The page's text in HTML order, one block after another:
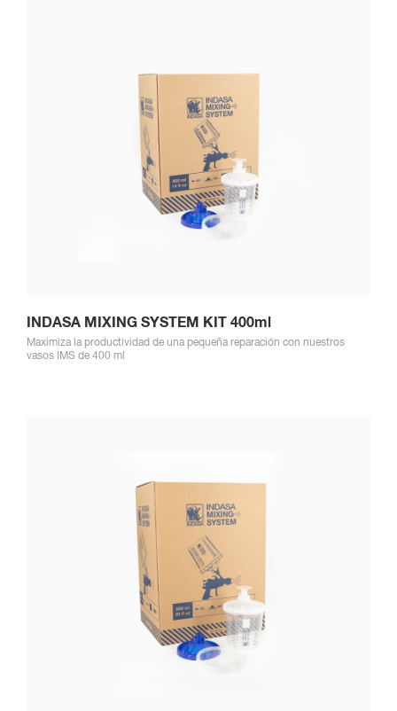
INDASA MIXING SYSTEM KIT 400ml
Maximiza la productividad de una pequeña reparación con nuestros
vasos IMS de 400 ml